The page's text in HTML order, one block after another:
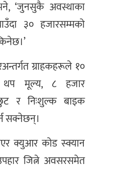
‘जुनसुकै अवस्थाका
३० हजारसम्मको
ग्राहकहरूले १०
थप मूल्य, ८ हजार
र निःशुल्क बाइक
सक्नेछन्।
क्युआर कोड स्क्यान
जित्ने अवसरसमेत